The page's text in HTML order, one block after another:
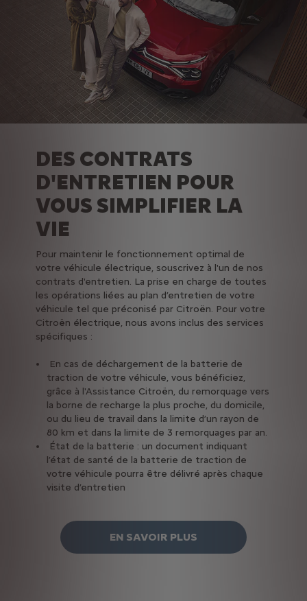
DES CONTRATS
D'ENTRETIEN POUR
VOUS SIMPLIFIER LA
VIE
Pour maintenir le fonctionnement optimal de
votre véhicule électrique, souscrivez à l'un de nos
contrats d'entretien. La prise en charge de toutes
les opérations liées au plan d’entretien de votre
véhicule tel que préconisé par Citroën. Pour votre
Citroën électrique, nous avons inclus des services
spécifiques :
En cas de déchargement de la batterie de
traction de votre véhicule, vous bénéficiez,
grâce à l'Assistance Citroën, du remorquage vers
la borne de recharge la plus proche, du domicile,
ou du lieu de travail dans la limite d’un rayon de
80 km et dans la limite de 3 remorquages par an.
État de la batterie : un document indiquant
l’état de santé de la batterie de traction de
votre véhicule pourra être délivré après chaque
visite d’entretien
EN SAVOIR PLUS